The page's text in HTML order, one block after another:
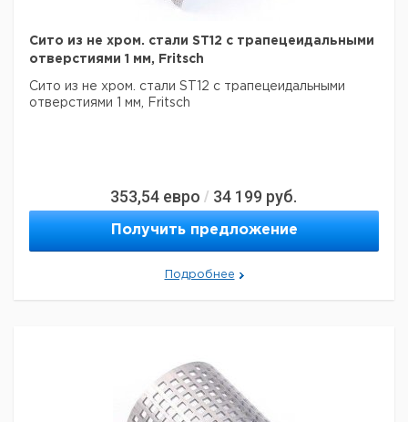
Сито из не хром. стали ST12 с трапецеидальными
отверстиями 1 мм, Fritsch
Сито из не хром. стали ST12 с трапецеидальными
отверстиями 1 мм, Fritsch
353,54 евро / 34 199 руб.
Получить предложение
Подробнее